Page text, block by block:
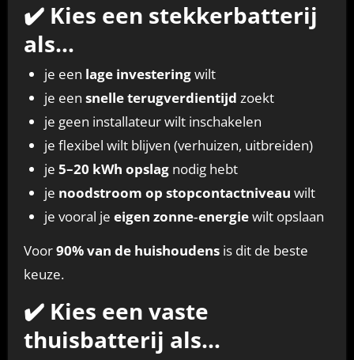
✔️ Kies een stekkerbatterij
als…
je een lage investeringwilt
je een snelle terugverdientijd zoekt
je geen installateur wilt inschakelen
je flexibel wilt blijven (verhuizen, uitbreiden)
je 5–20 kWh opslagnodig hebt
je noodstroom op stopcontactniveau wilt
je vooral je eigen zonne‑energiewilt opslaan
Voor90% van de huishoudensis dit de beste
keuze.
✔️ Kies een vaste
thuisbatterij als…